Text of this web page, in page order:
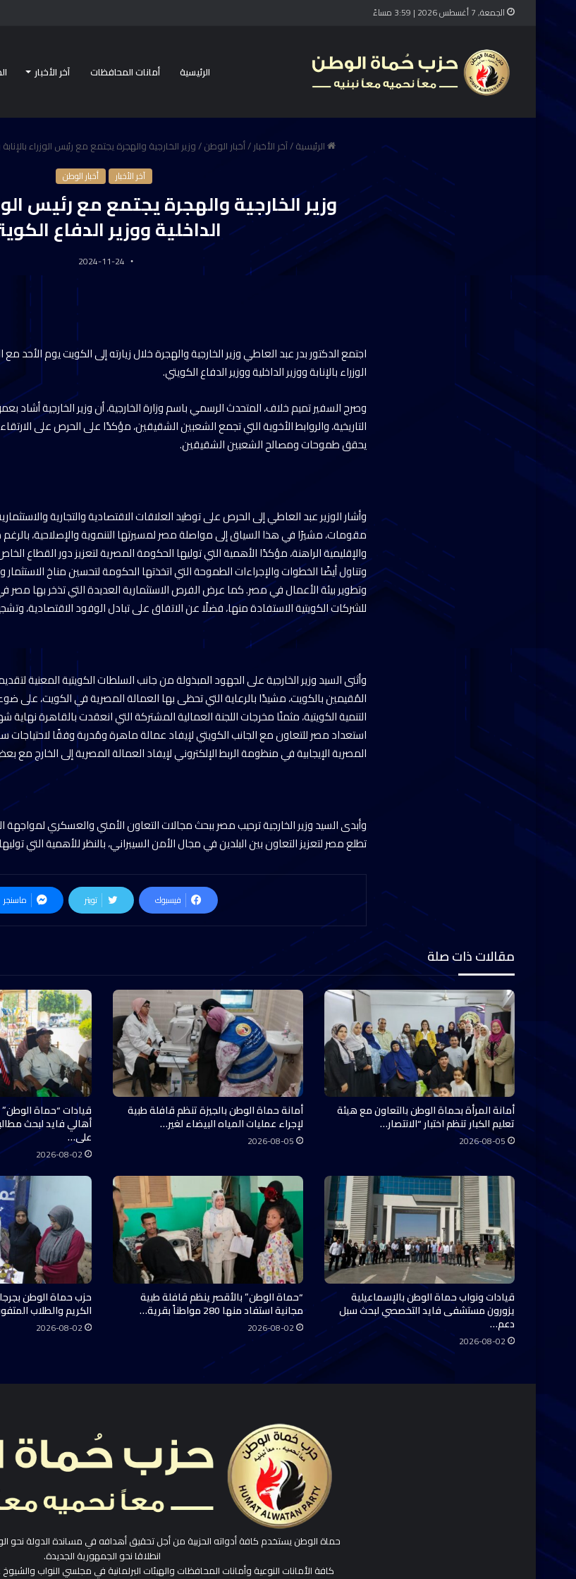
الجمعة, 7 أغسطس 2026 | 3:59 مساءً
الرئيسية أمانات المحافظات آخر الأخبار
الرئيسية/آخر الأخبار/أخبار الوطن/وزير الخارجية والهجرة يجتمع مع رئيس الوزراء
آخر الأخبار أخبار الوطن
وزير الخارجية والهجرة يجتمع مع رئيس
الداخلية ووزير الدفاع
2024-11-24
اجتمع الدكتور بدر عبد العاطي وزير الخارجية والهجرة خلال زيارته إلى الكويت يوم
الوزراء بالإنابة ووزير الداخلية ووزير الدفاع الكويتي.
وصرح السفير تميم خلاف، المتحدث الرسمي باسم وزارة الخارجية، أن وزير الخارجية أشاد
التاريخية، والروابط الأخوية التي تجمع الشعبين الشقيقين، مؤكدًا على الحرص على
يحقق طموحات ومصالح الشعبين الشقيقين.
وأشار الوزير عبد العاطي إلى الحرص على توطيد العلاقات الاقتصادية والتجارية
مقومات، مشيرًا في هذا السياق إلى مواصلة مصر لمسيرتها التنموية والإصلاحية، بالرغم
والإقليمية الراهنة، مؤكدًا الأهمية التي توليها الحكومة المصرية لتعزيز دور القطاع
وتناول أيضًا الخطوات والإجراءات الطموحة التي اتخذتها الحكومة لتحسين مناخ
وتطوير بيئة الأعمال في مصر. كما عرض الفرص الاستثمارية العديدة التي تذخر بها
للشركات الكويتية الاستفادة منها، فضلًا عن الاتفاق على تبادل الوفود الاقتصادية،
وأثنى السيد وزير الخارجية على الجهود المبذولة من جانب السلطات الكويتية المعنية
المُقيمين بالكويت، مشيدًا بالرعاية التي تحظى بها العمالة المصرية في الكويت، على
التنمية الكويتية، مثمنًا مخرجات اللجنة العمالية المشتركة التي انعقدت بالقاهرة
استعداد مصر للتعاون مع الجانب الكويتي لإيفاد عمالة ماهرة ومُدربة وفقًا لاحتياجات
المصرية الإيجابية في منظومة الربط الإلكتروني لإيفاد العمالة المصرية إلى الخارج مع
وأبدى السيد وزير الخارجية ترحيب مصر ببحث مجالات التعاون الأمني والعسكري لمواجهة
تطلع مصر لتعزيز التعاون بين البلدين في مجال الأمن السيبراني، بالنظر للأهمية التي
فيسبوك تويتر ماسنجر
مقالات ذات صلة
أمانة المرأة بحماة الوطن بالتعاون مع هيئة
تعليم الكبار تنظم اختبار “الانتصار…
2026-08-05
أمانة حماة الوطن بالجيزة تنظم قافلة طبية
لإجراء عمليات المياه البيضاء لغير…
2026-08-05
قيادات “حماة الوطن”
أهالي فايد لبحث
على…
2026-08-02
قيادات ونواب حماة الوطن بالإسماعيلية
يزورون مستشفى فايد التخصصي لبحث سبل
دعم…
2026-08-02
“حماة الوطن” بالأقصر ينظم قافلة طبية
مجانية استفاد منها 280 مواطناً بقرية…
2026-08-02
حزب حماة الوطن
الكريم والطلاب
2026-08-02
حماة الوطن يستخدم كافة أدواته الحزبية من أجل تحقيق أهدافه في مساندة الدولة
انطلاقا نحو الجمهورية الجديدة.
كافة الأمانات النوعية وأمانات المحافظات والهيئات البرلمانية في مجلسي النواب